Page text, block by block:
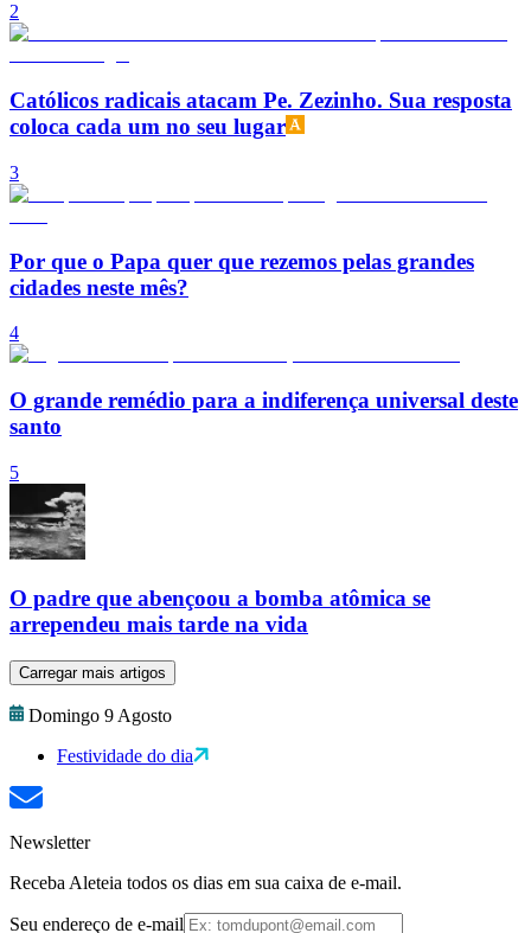
2
Católicos radicais atacam Pe. Zezinho. Sua resposta
coloca cada um no seu lugar
3
Por que o Papa quer que rezemos pelas grandes
cidades neste mês?
4
O grande remédio para a indiferença universal deste
santo
5
O padre que abençoou a bomba atômica se
arrependeu mais tarde na vida
Carregar mais artigos
Domingo 9 Agosto
Festividade do dia
Newsletter
Receba Aleteia todos os dias em sua caixa de e-mail.
Seu endereço de e-mail